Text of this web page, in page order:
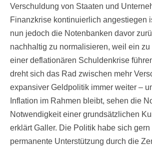
Verschuldung von Staaten und
Finanzkrise kontinuierlich angestiegen
nun jedoch die Notenbanken davor
nachhaltig zu normalisieren, weil ein zu
einer deflationären Schuldenkrise
dreht sich das Rad zwischen mehr
expansiver Geldpolitik immer weiter –
Inflation im Rahmen bleibt, sehen die
Notwendigkeit einer grundsätzlichen
erklärt Galler. Die Politik habe sich gern
permanente Unterstützung durch die